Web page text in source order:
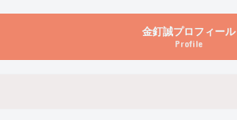
金釘誠プロフィール
Profile